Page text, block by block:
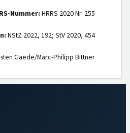
Nummer: HRRS 2020 Nr. 255
NStZ 2022, 192; StV 2020, 454
Gaede/Marc-Philipp Bittner